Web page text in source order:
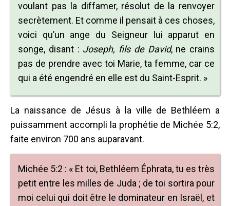
voulant pas la diffamer, résolut de la renvoyer
secrètement. Et comme il pensait à ces choses,
voici qu’un ange du Seigneur lui apparut en
songe, disant : Joseph, fils de David, ne crains
pas de prendre avec toi Marie, ta femme, car ce
qui a été engendré en elle est du Saint-Esprit. »
La naissance de Jésus à la ville de Bethléem a
puissamment accompli la prophétie de Michée 5:2,
faite environ 700 ans auparavant.
Michée 5:2 : « Et toi, Bethléem Éphrata, tu es très
petit entre les milles de Juda ; de toi sortira pour
moi celui qui doit être le dominateur en Israël, et